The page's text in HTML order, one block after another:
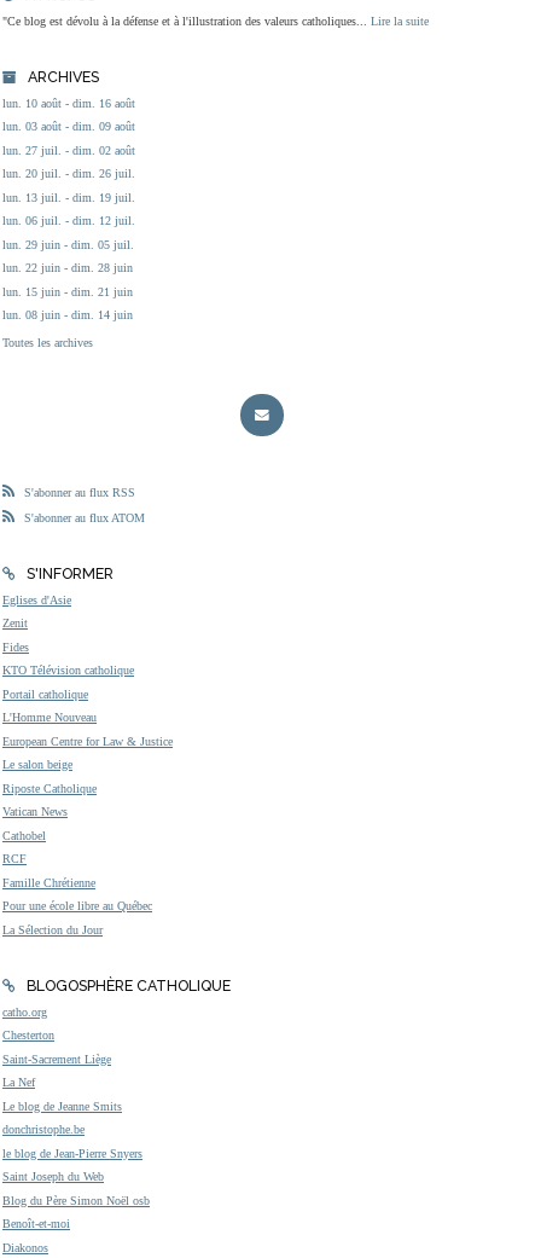
"Ce blog est dévolu à la défense et à l'illustration des valeurs catholiques... Lire la suite
ARCHIVES
lun. 10 août - dim. 16 août
lun. 03 août - dim. 09 août
lun. 27 juil. - dim. 02 août
lun. 20 juil. - dim. 26 juil.
lun. 13 juil. - dim. 19 juil.
lun. 06 juil. - dim. 12 juil.
lun. 29 juin - dim. 05 juil.
lun. 22 juin - dim. 28 juin
lun. 15 juin - dim. 21 juin
lun. 08 juin - dim. 14 juin
Toutes les archives
S'abonner au flux RSS
S'abonner au flux ATOM
S'INFORMER
Eglises d'Asie
Zenit
Fides
KTO Télévision catholique
Portail catholique
L'Homme Nouveau
European Centre for Law & Justice
Le salon beige
Riposte Catholique
Vatican News
Cathobel
RCF
Famille Chrétienne
Pour une école libre au Québec
La Sélection du Jour
BLOGOSPHÈRE CATHOLIQUE
catho.org
Chesterton
Saint-Sacrement Liège
La Nef
Le blog de Jeanne Smits
donchristophe.be
le blog de Jean-Pierre Snyers
Saint Joseph du Web
Blog du Père Simon Noël osb
Benoît-et-moi
Diakonos